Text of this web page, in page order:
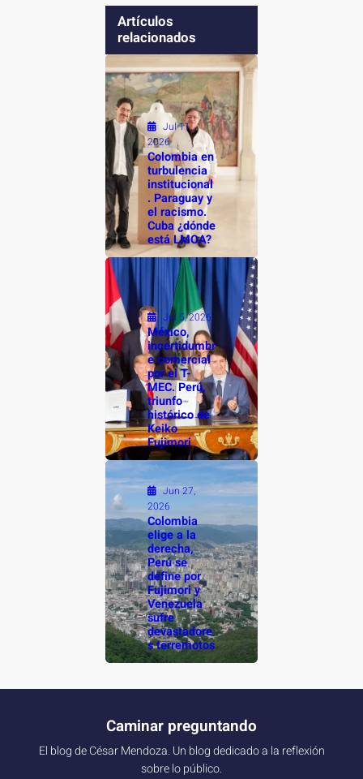
Artículos
relacionados
Jul 11,
2026
Colombia en
turbulencia
institucional
. Paraguay y
el racismo.
Cuba ¿dónde
está LMOA?
Jul 5, 2026
México,
incertidumbr
e comercial
por el T-
MEC. Perú,
triunfo
histórico de
Keiko
Fujimori
Jun 27,
2026
Colombia
elige a la
derecha,
Perú se
define por
Fujimori y
Venezuela
sufre
devastadore
s terremotos
Caminar preguntando
El blog de César Mendoza. Un blog dedicado a la reflexión
sobre lo público.